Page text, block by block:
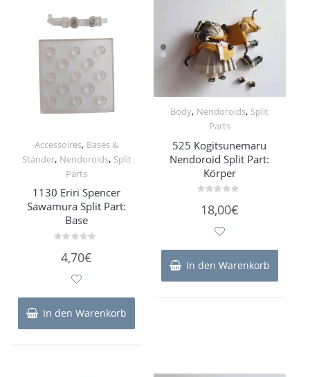
Accessoires, Bases &
Ständer, Nendoroids, Split
Parts
1130 Eriri Spencer
Sawamura Split Part:
Base
mit4,70€
In den Warenkorb
Body, Nendoroids, Split
Parts
525 Kogitsunemaru
Nendoroid Split Part:
Körper
mit
18,00€
In den Warenkorb